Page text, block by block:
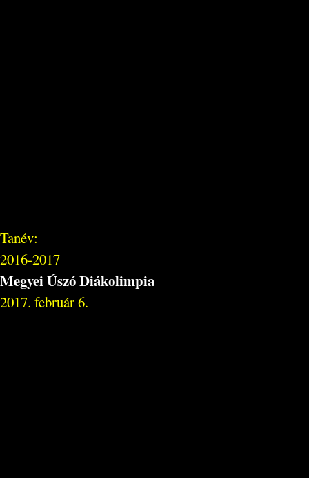
Tanév:
2016-2017
Megyei Úszó Diákolimpia
2017. február 6.